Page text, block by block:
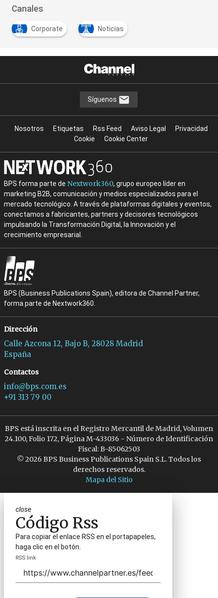
Canales
Corporate Noticias
Síguenos
Nosotros Etiquetas Rss Feed Aviso Legal
Privacidad
Cookie
Cookie Center
BPS forma parte de Nextwork360, grupo europeo líder en
marketing B2B, comunicación y medios especializados para el
mercado tecnológico. A través de plataformas digitales y eventos,
conectamos a fabricantes, partners y decisores tecnológicos
impulsando la Transformación Digital, la Innovación y el
crecimiento empresarial.
BPS (Business Publications Spain), editora de Channel Partner,
forma parte de Nextwork360.
Dirección
Calle Azcona 12, Bajo B, 28028 Madrid
España
Contactos
info@bps.com.es
+91 313 79 00
BPS está inscrita en el Registro Mercantil de Madrid, Volumen
24.100, Folio 172, Página M-433036 - Número de Identificación
Fiscal: B-85062503
© 2026 BPS Business Publications Spain S.L. Todos los
derechos reservados.
Mapa del Sitio
close
Código Rss
Para copiar el enlace RSS en el portapapeles,
haga clic en el botón.
RSS link